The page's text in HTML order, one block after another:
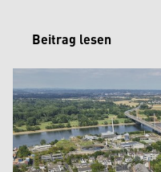
Beitrag lesen